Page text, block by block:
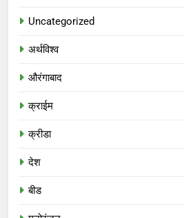
Uncategorized
अर्थविश्व
औरंगाबाद
क्राईम
क्रीडा
देश
बीड